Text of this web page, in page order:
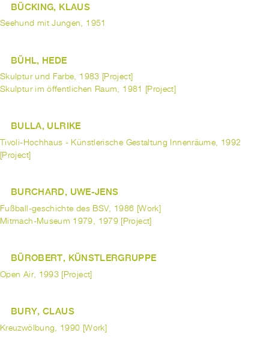
BÜCKING, KLAUS
Seehund mit Jungen, 1951
BÜHL, HEDE
Skulptur und Farbe, 1983 [Project]
Skulptur im öffentlichen Raum, 1981 [Project]
BULLA, ULRIKE
Tivoli-Hochhaus - Künstlerische Gestaltung Innenräume, 1992
[Project]
BURCHARD, UWE-JENS
Fußball-geschichte des BSV, 1986 [Work]
Mitmach-Museum 1979, 1979 [Project]
BÜROBERT, KÜNSTLERGRUPPE
Open Air, 1993 [Project]
BURY, CLAUS
Kreuzwölbung, 1990 [Work]